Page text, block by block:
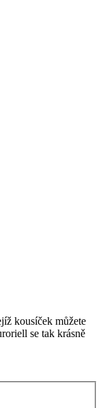
kousíček můžete
se tak krásně